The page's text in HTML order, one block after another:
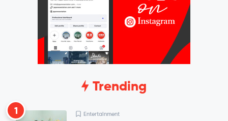
Trending
1 Entertainment